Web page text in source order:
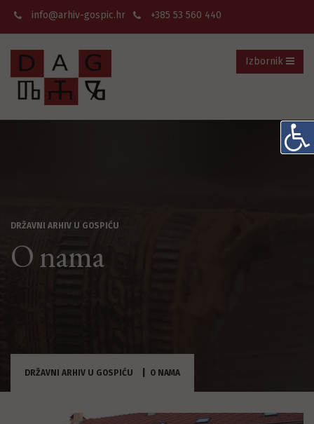
info@arhiv-gospic.hr +385 53 560 440
Izbornik
DRŽAVNI ARHIV U GOSPIĆU
O nama
DRŽAVNI ARHIV U GOSPIĆU O NAMA